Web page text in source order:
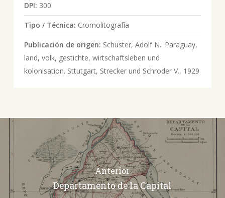
DPI: 300
Tipo / Técnica: Cromolitografía
Publicación de origen: Schuster, Adolf N.: Paraguay,
land, volk, gestichte, wirtschaftsleben und
kolonisation. Sttutgart, Strecker und Schroder V., 1929
Anterior
Departamento de la Capital